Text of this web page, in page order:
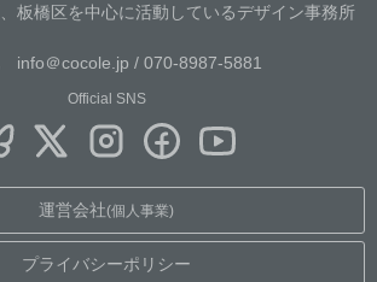
板橋区を中心に活動しているデザイン事務所
info＠cocole.jp / 070-8987-5881
Official SNS
運営会社(個人事業)
プライバシーポリシー